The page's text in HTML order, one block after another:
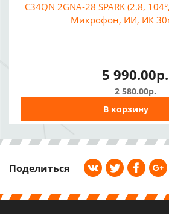
C34QN 2GNA-28 SPARK (2.8,
Микрофон, ИИ, ИК
5 990.00р.
2 580.00р.
В корзину
Поделиться